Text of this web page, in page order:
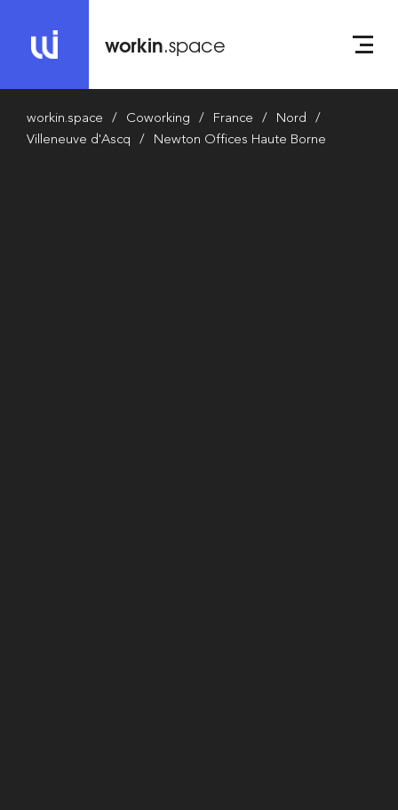
workin.space
workin.space Coworking France
Nord
Villeneuve d'Ascq
Newton Offices Haute Borne